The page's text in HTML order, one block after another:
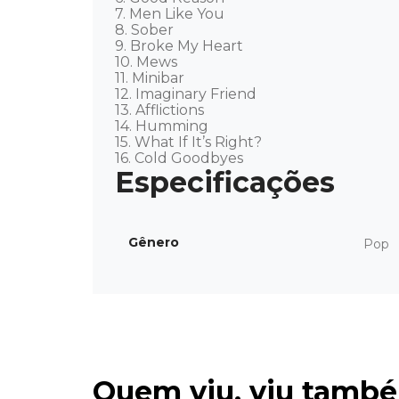
7. Men Like You
8. Sober
9. Broke My Heart
10. Mews
11. Minibar
12. Imaginary Friend
13. Afflictions
14. Humming
15. What If It’s Right?
16. Cold Goodbyes
Gênero Pop
Quem viu, viu